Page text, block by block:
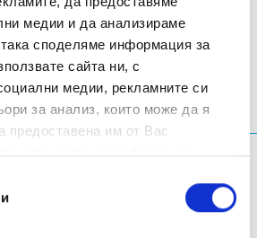
медии и да анализираме
споделяме информация за
сайта ни, с
медии, рекламните си
за анализ, които може да я
предоставена им от Вас
която са събрали от